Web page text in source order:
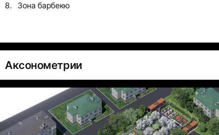
Зона барбекю
Аксонометрии